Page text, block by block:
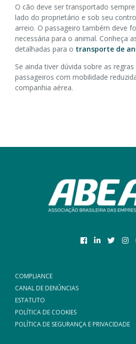
O cão deve ser transportado
lado do proprietário e sob seu
arreio. O passageiro também deve
necessária para o animal. Conheça
detalhadas para o transporte de
Se ainda tiver dúvida sobre as
passageiros com mobilidade
companhia aérea.
COMPLIANCE
CANAL DE DENÚNCIAS
ESTATUTO
POLÍTICA DE COOKIES
POLÍTICA DE SEGURANÇA E PRIVACIDADE